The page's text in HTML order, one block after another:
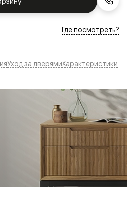
Где посмотреть?
Уход за дверямиХарактеристики